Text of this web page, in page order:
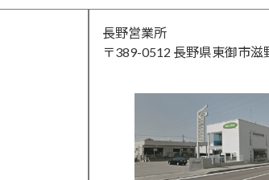
長野営業所
〒389-0512 長野県東御市滋